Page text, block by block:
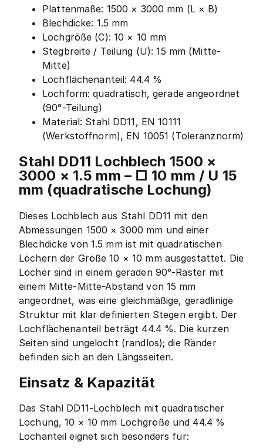
Plattenmaße: 1500 × 3000 mm (L × B)
Blechdicke: 1.5 mm
Lochgröße (C): 10 × 10 mm
Stegbreite / Teilung (U): 15 mm (Mitte-
Mitte)
Lochflächenanteil: 44.4 %
Lochform: quadratisch, gerade angeordnet
(90°-Teilung)
Material: Stahl DD11, EN 10111
(Werkstoffnorm), EN 10051 (Toleranznorm)
Stahl DD11 Lochblech 1500 ×
3000 × 1.5 mm – □ 10 mm / U 15
mm (quadratische Lochung)
Dieses Lochblech aus Stahl DD11 mit den
Abmessungen 1500 × 3000 mm und einer
Blechdicke von 1.5 mm ist mit quadratischen
Löchern der Größe 10 × 10 mm ausgestattet. Die
Löcher sind in einem geraden 90°-Raster mit
einem Mitte-Mitte-Abstand von 15 mm
angeordnet, was eine gleichmäßige, geradlinige
Struktur mit klar definierten Stegen ergibt. Der
Lochflächenanteil beträgt 44.4 %. Die kurzen
Seiten sind ungelocht (randlos); die Ränder
befinden sich an den Längsseiten.
Einsatz & Kapazität
Das Stahl DD11-Lochblech mit quadratischer
Lochung, 10 × 10 mm Lochgröße und 44.4 %
Lochanteil eignet sich besonders für: